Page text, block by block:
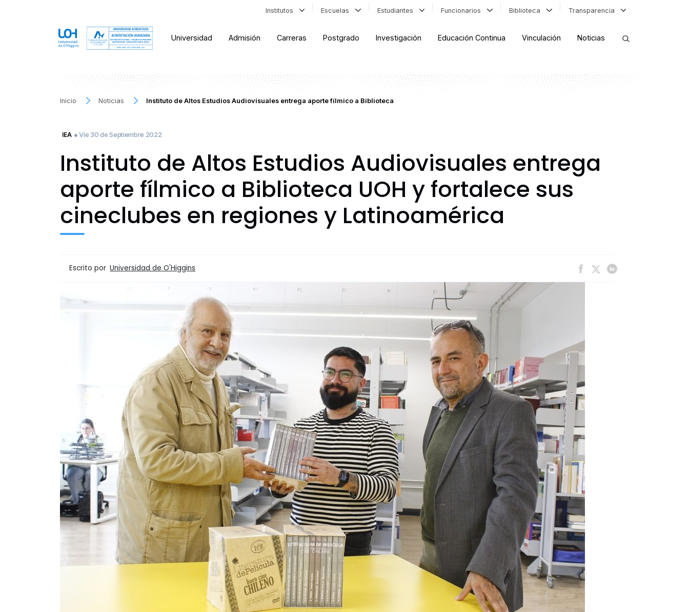
Institutos Escuelas Estudiantes Funcionarios Biblioteca Transparencia
Universidad Admisión Carreras Postgrado Investigación Educación Continua Vinculación Noticias
Inicio Noticias Instituto de Altos Estudios Audiovisuales entrega aporte fílmico a Biblioteca
IEA ● Vie 30 de Septiembre 2022
Instituto de Altos Estudios Audiovisuales entrega
aporte fílmico a Biblioteca UOH y fortalece sus
cineclubes en regiones y Latinoamérica
Escrito por Universidad de O'Higgins